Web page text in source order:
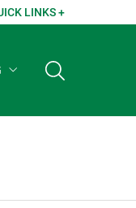
LINKS +